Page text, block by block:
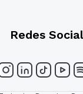
Redes